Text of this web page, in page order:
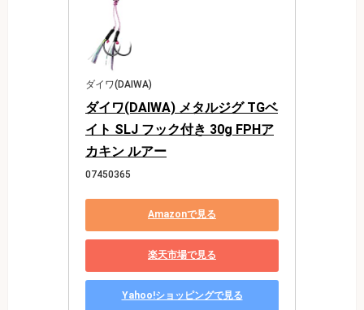
ダイワ(DAIWA)
ダイワ(DAIWA) メタルジグ TGベ
イト SLJ フック付き 30g FPHア
カキン ルアー
07450365
Amazonで見る
楽天市場で見る
Yahoo!ショッピングで見る